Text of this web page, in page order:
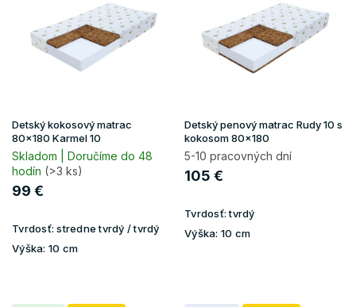
u
k
t
o
v
Detský kokosový matrac
80x180 Karmel 10
Skladom | Doručíme do 48
hodín (>3 ks)
99 €
Tvrdosť:stredne tvrdý / tvrdý
Výška: 10 cm
Detský penový matrac Rudy 10 s
kokosom 80x180
5-10 pracovných dní
105 €
Tvrdosť:tvrdý
Výška: 10 cm